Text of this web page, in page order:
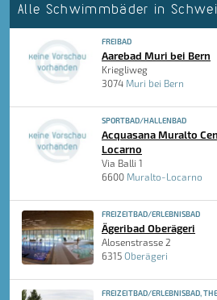
Alle Schwimmbäder in
FREIBAD
Aarebad Muri bei Bern
Kriegliweg
3074 Muri bei Bern
SPORTBAD/HALLENBAD
Acquasana Muralto
Locarno
Via Balli 1
6600 Muralto-Locarno
FREIZEITBAD/ERLEBNISBAD
Ägeribad Oberägeri
Alosenstrasse 2
6315 Oberägeri
FREIZEITBAD/ERLEBNISBAD,